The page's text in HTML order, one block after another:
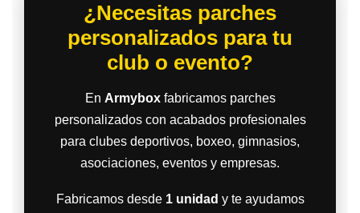
¿Necesitas parches
personalizados para tu
club o evento?
En Armyboxfabricamos parches
personalizados con acabados profesionales
para clubes deportivos, boxeo, gimnasios,
asociaciones, eventos y empresas.
Fabricamos desde 1 unidad y te ayudamos